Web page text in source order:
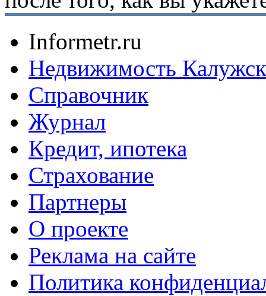
Informetr.ru
Недвижимость
Справочник
Журнал
Кредит, ипотека
Страхование
Партнеры
O проекте
Реклама на сайте
Политика